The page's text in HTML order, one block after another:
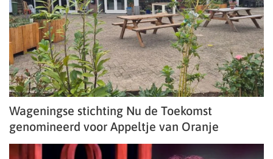
Wageningse stichting Nu de Toekomst
genomineerd voor Appeltje van Oranje